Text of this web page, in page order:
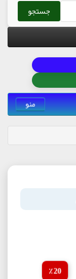
جستجو
منو
20 ٪